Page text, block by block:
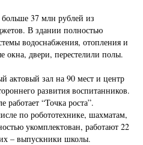
37 млн рублей из
В здании полностью
водоснабжения, отопления и
окна, двери, перестелили полы.
актовый зал на 90 мест и центр
развития воспитанников.
“Точка роста”.
по робототехнике, шахматам,
укомплектован, работают 22
– выпускники школы.